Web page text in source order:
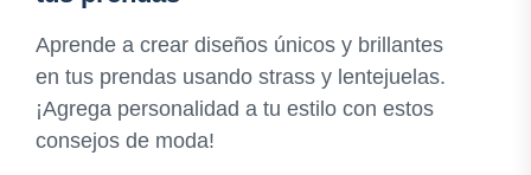
Aprende a crear diseños únicos y brillantes
en tus prendas usando strass y lentejuelas.
¡Agrega personalidad a tu estilo con estos
consejos de moda!